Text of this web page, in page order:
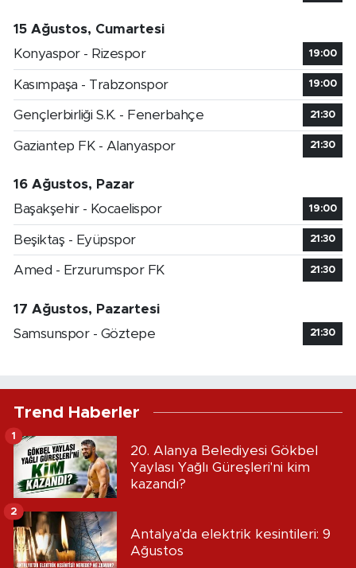
15 Ağustos, Cumartesi
Konyaspor - Rizespor
19:00
Kasımpaşa - Trabzonspor 19:00
Gençlerbirliği S.K. - Fenerbahçe 21:30
Gaziantep FK - Alanyaspor 21:30
16 Ağustos, Pazar
Başakşehir - Kocaelispor
19:00
Beşiktaş - Eyüpspor 21:30
Amed - Erzurumspor FK 21:30
17 Ağustos, Pazartesi
Samsunspor - Göztepe
21:30
Trend Haberler
20. Alanya Belediyesi Gökbel
Yaylası Yağlı Güreşleri'ni kim
kazandı?
1
Antalya'da elektrik kesintileri: 9
Ağustos
2